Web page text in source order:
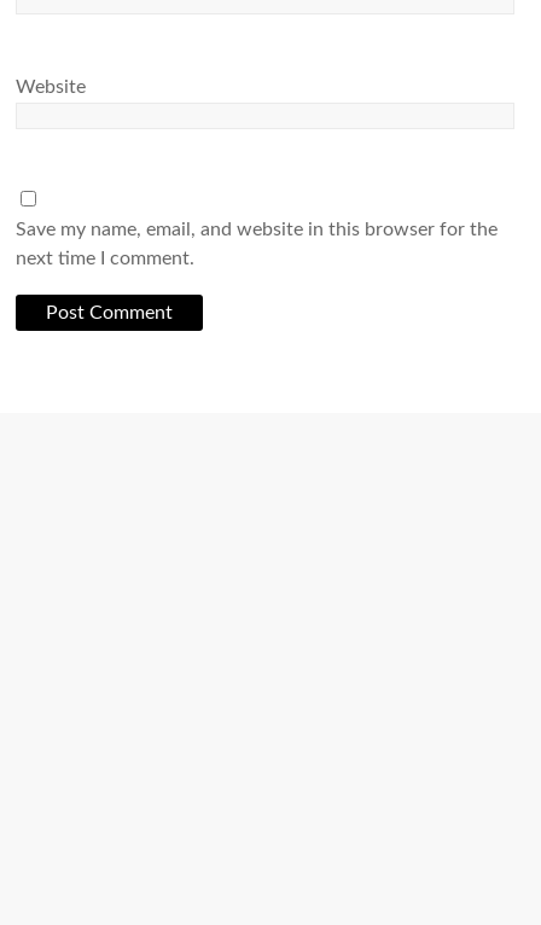
Website
Save my name, email, and website in this browser for the
next time I comment.